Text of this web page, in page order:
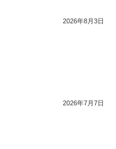
2026年8月3日
2026年7月7日